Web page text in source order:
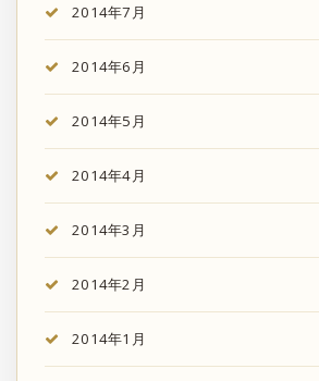
2014年7月
2014年6月
2014年5月
2014年4月
2014年3月
2014年2月
2014年1月